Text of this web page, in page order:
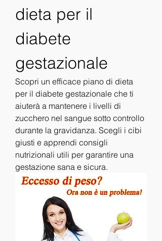
dieta per il
diabete
gestazionale
Scopri un efficace piano di dieta
per il diabete gestazionale che ti
aiuterà a mantenere i livelli di
zucchero nel sangue sotto controllo
durante la gravidanza. Scegli i cibi
giusti e apprendi consigli
nutrizionali utili per garantire una
gestazione sana e sicura.